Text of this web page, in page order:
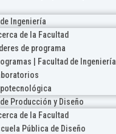
Ingeniería
de la Facultad
de programa
| Facultad de Ingeniería
Producción y Diseño
de la Facultad
Pública de Diseño